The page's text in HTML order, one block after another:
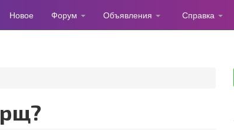
Новое Форум Объявления Справка